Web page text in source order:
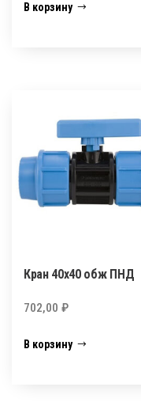
В корзину
Кран 40х40 обж ПНД
702,00 ₽
В корзину